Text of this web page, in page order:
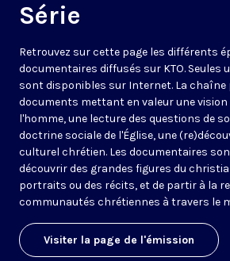
Série
Retrouvez sur cette page les différents
documentaires diffusés sur KTO. Seules
sont disponibles sur Internet. La chaîne
documents mettant en valeur une
l'homme, une lecture des questions de
doctrine sociale de l'Église, une
culturel chrétien. Les documentaires
découvrir des grandes figures du
portraits ou des récits, et de partir à la
communautés chrétiennes à travers le
Visiter la page de l'émission